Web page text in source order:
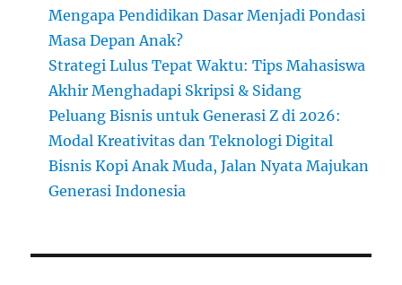
Mengapa Pendidikan Dasar Menjadi Pondasi
Masa Depan Anak?
Strategi Lulus Tepat Waktu: Tips Mahasiswa
Akhir Menghadapi Skripsi & Sidang
Peluang Bisnis untuk Generasi Z di 2026:
Modal Kreativitas dan Teknologi Digital
Bisnis Kopi Anak Muda, Jalan Nyata Majukan
Generasi Indonesia